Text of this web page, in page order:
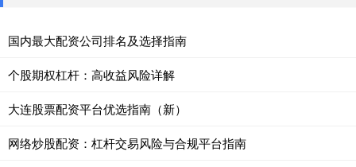
国内最大配资公司排名及选择指南
个股期权杠杆：高收益风险详解
大连股票配资平台优选指南（新）
网络炒股配资：杠杆交易风险与合规平台指南